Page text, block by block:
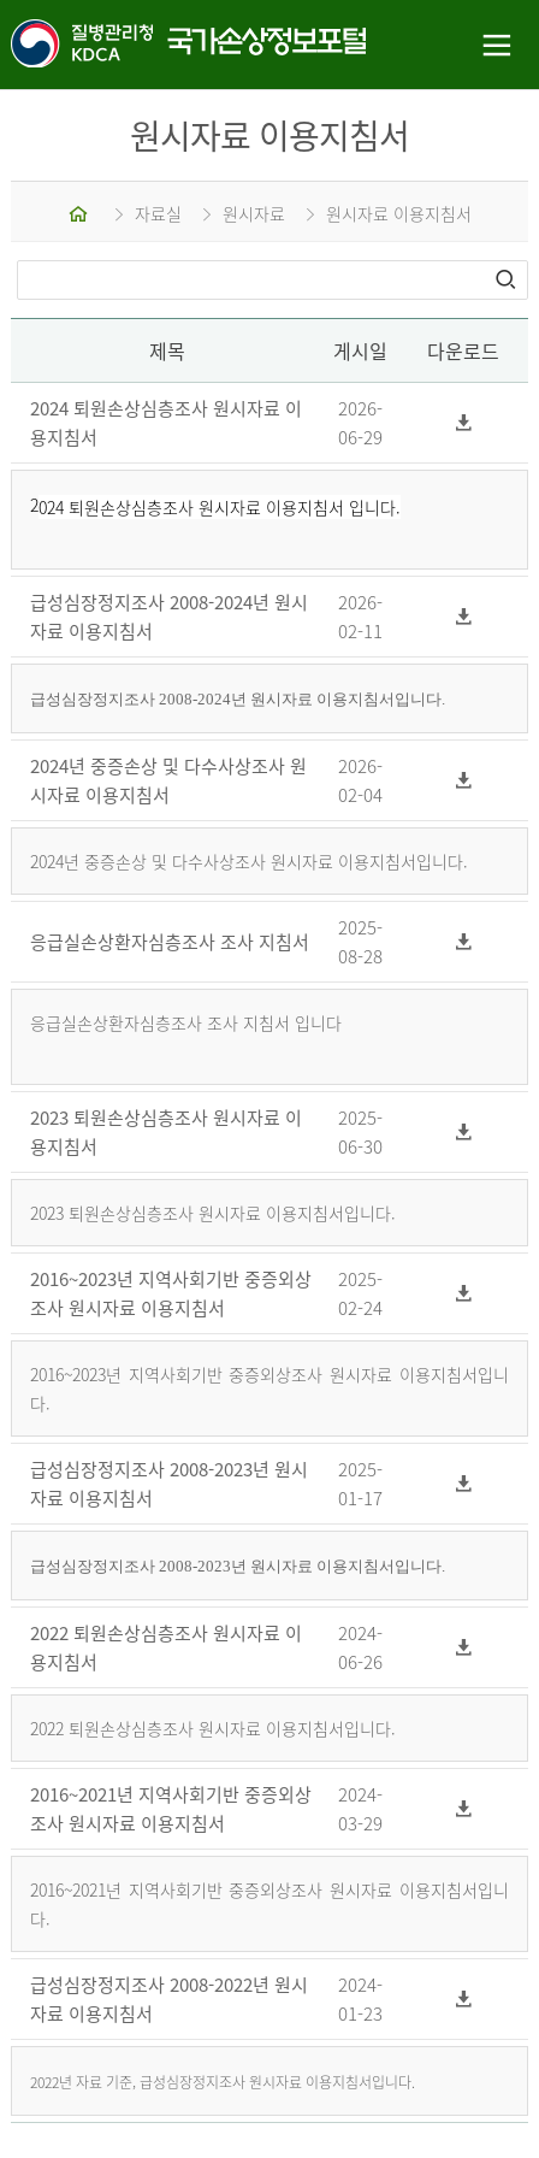
원시자료 이용지침서
홈 자료실 원시자료 원시자료 이용지침서
제목 게시일 다운로드
2024 퇴원손상심층조사 원시자료 이
용지침서
2026-
06-29
2024 퇴원손상심층조사 원시자료 이용지침서 입니다.
급성심장정지조사 2008-2024년 원시
자료 이용지침서
2026-
02-11
급성심장정지조사 2008-2024년 원시자료 이용지침서입니다.
2024년 중증손상 및 다수사상조사 원
시자료 이용지침서
2026-
02-04
2024년 중증손상 및 다수사상조사 원시자료 이용지침서입니다.
응급실손상환자심층조사 조사 지침서
2025-
08-28
응급실손상환자심층조사 조사 지침서 입니다
2023 퇴원손상심층조사 원시자료 이
용지침서
2025-
06-30
2023 퇴원손상심층조사 원시자료 이용지침서입니다.
2016~2023년 지역사회기반 중증외상
조사 원시자료 이용지침서
2025-
02-24
2016~2023년 지역사회기반 중증외상조사 원시자료 이용지침서입니
다.
급성심장정지조사 2008-2023년 원시
자료 이용지침서
2025-
01-17
급성심장정지조사 2008-2023년 원시자료 이용지침서입니다.
2022 퇴원손상심층조사 원시자료 이
용지침서
2024-
06-26
2022 퇴원손상심층조사 원시자료 이용지침서입니다.
2016~2021년 지역사회기반 중증외상
조사 원시자료 이용지침서
2024-
03-29
2016~2021년 지역사회기반 중증외상조사 원시자료 이용지침서입니
다.
급성심장정지조사 2008-2022년 원시
자료 이용지침서
2024-
01-23
2022년 자료 기준, 급성심장정지조사 원시자료 이용지침서입니다.